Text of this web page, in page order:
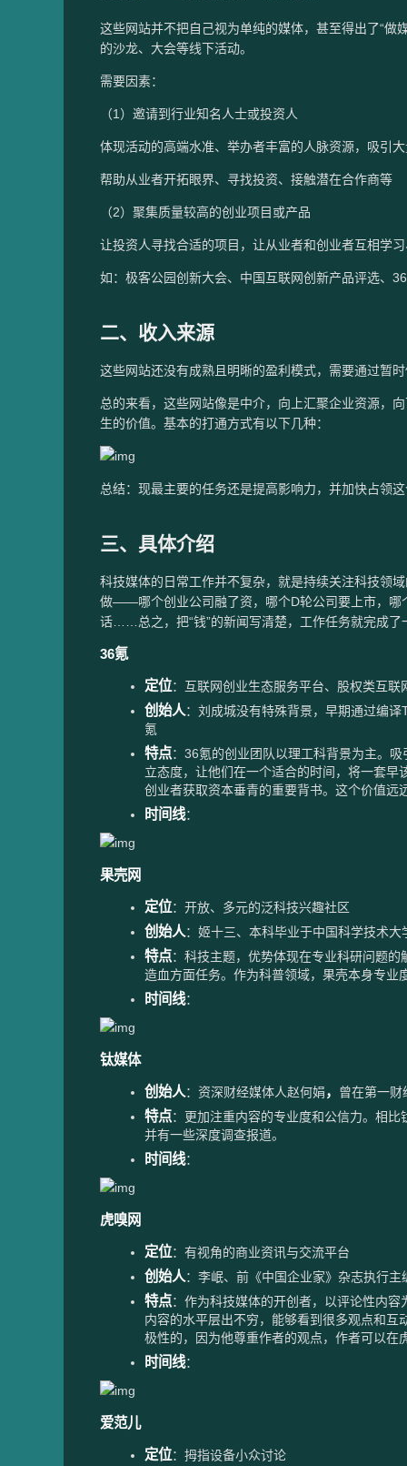
这些网站并不把自己视为单纯的媒体，甚至得出了“做
的沙龙、大会等线下活动。
需要因素：
（1）邀请到行业知名人士或投资人
体现活动的高端水准、举办者丰富的人脉资源，吸引
帮助从业者开拓眼界、寻找投资、接触潜在合作商等
（2）聚集质量较高的创业项目或产品
让投资人寻找合适的项目，让从业者和创业者互相学
如：极客公园创新大会、中国互联网创新产品评选、
二、收入来源
这些网站还没有成熟且明晰的盈利模式，需要通过暂
总的来看，这些网站像是中介，向上汇聚企业资源，
生的价值。基本的打通方式有以下几种：
总结：现最主要的任务还是提高影响力，并加快占
三、具体介绍
科技媒体的日常工作并不复杂，就是持续关注科技领
做——哪个创业公司融了资，哪个D轮公司要上市，哪
话……总之，把“钱”的新闻写清楚，工作任务就完成了
36氪
定位：互联网创业生态服务平台、股权类互联
创始人：刘成城没有特殊背景，早期通过编
氪
特点：36氪的创业团队以理工科背景为主。
立态度，让他们在一个适合的时间，将一套
创业者获取资本垂青的重要背书。这个价值
时间线：
果壳网
定位：开放、多元的泛科技兴趣社区
创始人：姬十三、本科毕业于中国科学技术
特点：科技主题，优势体现在专业科研问题
造血方面任务。作为科普领域，果壳本身专业
时间线：
钛媒体
创始人：资深财经媒体人赵何娟， 曾在第一财
特点：更加注重内容的专业度和公信力。相
并有一些深度调查报道。
时间线：
虎嗅网
定位：有视角的商业资讯与交流平台
创始人：李岷、前《中国企业家》杂志执行主
特点：作为科技媒体的开创者，以评论性内
内容的水平层出不穷，能够看到很多观点和
极性的，因为他尊重作者的观点，作者可以在
时间线：
爱范儿
定位：拇指设备小众讨论